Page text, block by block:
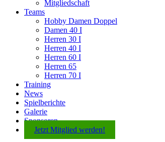
Mitgliedschaft
Teams
Hobby Damen Doppel
Damen 40 I
Herren 30 I
Herren 40 I
Herren 60 I
Herren 65
Herren 70 I
Training
News
Spielberichte
Galerie
Sponsoren
Jetzt Mitglied werden!